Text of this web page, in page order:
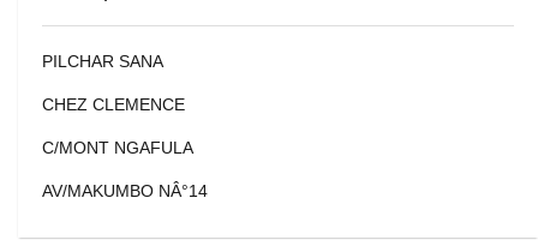
PILCHAR SANA
CHEZ CLEMENCE
C/MONT NGAFULA
AV/MAKUMBO NÂ°14